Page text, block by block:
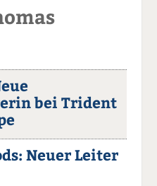
bei Trident
Neuer Leiter